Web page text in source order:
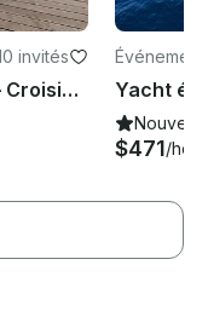
invités
Sessa Dorado de 32 pieds — Croisière sur la Côte d'Azur et aventure à la nage
rrat
Nouveau
$471/